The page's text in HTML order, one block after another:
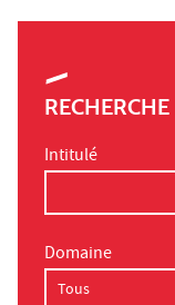
Intitulé
Domaine